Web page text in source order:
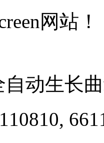
网站！
自动生长